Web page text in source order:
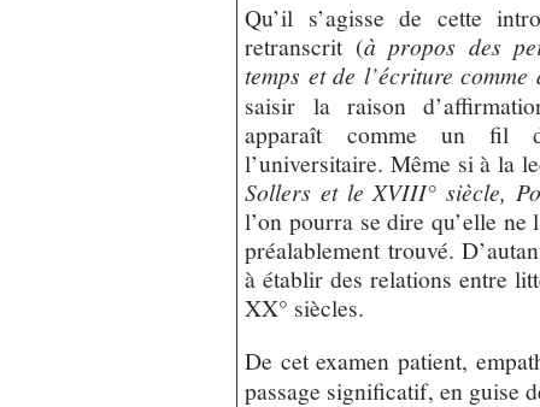
Qu’il s’agisse de cette
retranscrit (à propos des
temps et de l’écriture
saisir la raison
apparaît comme un fil
l’universitaire. Même si à la
Sollers et le XVIII° siècle,
l’on pourra se dire qu’elle ne
préalablement trouvé.
à établir des relations entre
XX° siècles.
De cet examen patient,
passage significatif, en guise